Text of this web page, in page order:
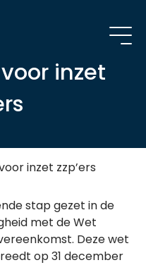
inzet
inzet zzp’ers
stap gezet in de
met de Wet
Deze wet
op 31 december